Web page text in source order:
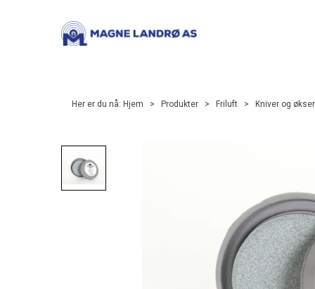
Her er du nå: Hjem > Produkter > Friluft > Kniver og økser